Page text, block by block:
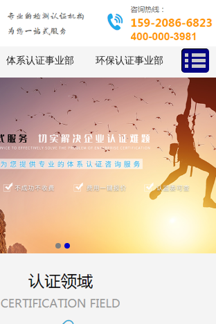
体系认证事业部 环保认证事业部
龙师汇实操辅导师平台 关于我们
查询